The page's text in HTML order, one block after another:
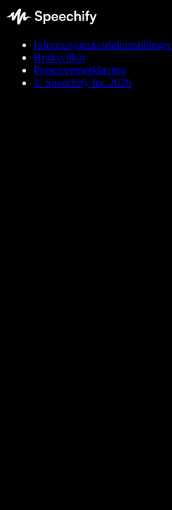
Informasjonskapselinnstillinger
Bruksvilkår
Personvernerklæring
© Speechify Inc 2026